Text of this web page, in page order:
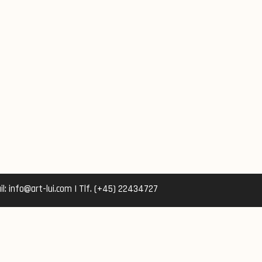
info@art-lui.com | Tlf. (+45) 22434727